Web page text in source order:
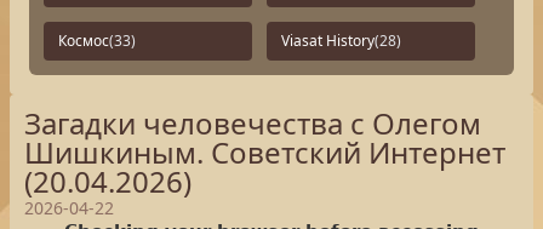
Космос(33) Viasat History(28)
Загадки человечества с Олегом
Шишкиным. Советский Интернет
(20.04.2026)
2026-04-22